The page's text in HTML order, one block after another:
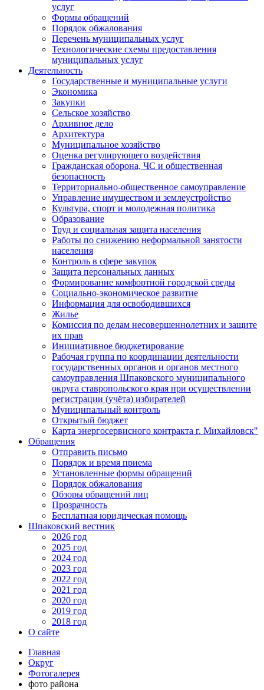
услуг
Формы обращений
Порядок обжалования
Перечень муниципальных услуг
Технологические схемы предоставления
муниципальных услуг
Деятельность
Государственные и муниципальные услуги
Экономика
Закупки
Сельское хозяйство
Архивное дело
Архитектура
Муниципальное хозяйство
Оценка регулирующего воздействия
Гражданская оборона, ЧС и общественная
безопасность
Территориально-общественное самоуправление
Управление имуществом и землеустройство
Культура, спорт и молодежная политика
Образование
Труд и социальная защита населения
Работы по снижению неформальной занятости
населения
Контроль в сфере закупок
Защита персональных данных
Формирование комфортной городской среды
Социально-экономическое развитие
Информация для освободившихся
Жилье
Комиссия по делам несовершеннолетних и защите
их прав
Инициативное бюджетирование
Рабочая группа по координации деятельности
государственных органов и органов местного
самоуправления Шпаковского муниципального
округа ставропольского края при осуществлении
регистрации (учёта) избирателей
Муниципальный контроль
Открытый бюджет
Карта энергосервисного контракта г. Михайловск"
Обращения
Отправить письмо
Порядок и время приема
Установленные формы обращений
Порядок обжалования
Обзоры обращений лиц
Прозрачность
Бесплатная юридическая помощь
Шпаковский вестник
2026 год
2025 год
2024 год
2023 год
2022 год
2021 год
2020 год
2019 год
2018 год
О сайте
Главная
Округ
Фотогалерея
фото района